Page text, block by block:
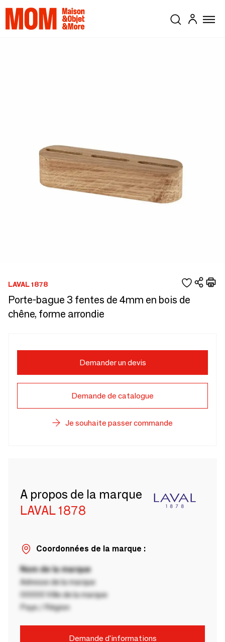
LAVAL 1878
Porte-bague 3 fentes de 4mm en bois de
chêne, forme arrondie
Demander un devis
Demande de catalogue
Je souhaite passer commande
A propos de la marque
LAVAL 1878
Coordonnées de la marque :
Nom de la marque
Adresse de la marque
00000 Ville de la marque
Pays / Région
Demande d'informations